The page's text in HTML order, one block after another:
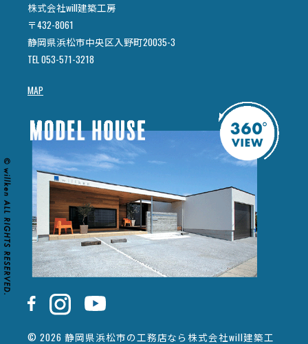
株式会社will建築工房
〒432-8061
静岡県浜松市中央区入野町20035-3
TEL 053-571-3218
MAP
© 2026 静岡県浜松市の工務店なら株式会社will建築工